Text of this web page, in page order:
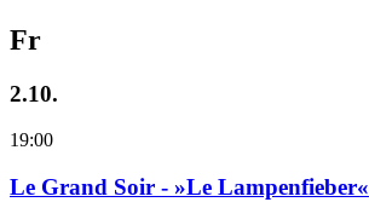
Fr
2.10.
19:00
Le Grand Soir - »Le Lampenfieber«